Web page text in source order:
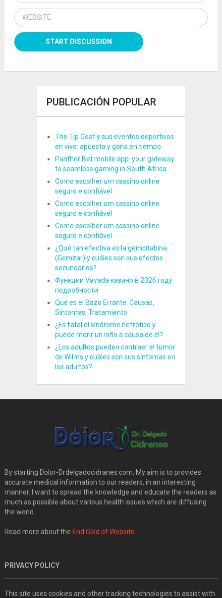
PUBLICACIÓN POPULAR
The Tip Goat y sus eventos deportivos
en vivo: apuesta y gana en tiempo
Panther Bet mobile app: your gateway
to seamless gaming in South Africa
Como escolher um cassino online
seguro e confiável
Como escolher um cassino online
seguro e confiável
Como escolher um cassino online
seguro e confiável
¿Qué tan efectiva es la gemcitabina
(Gemzar) y cuáles son sus efectos
secundarios?
Функции Vavada казино в 2026 году
подробности
Qué es el Bazo Errante: Causas,
Síntomas, Tratamiento
¿Es fatal el síndrome nefrótico y
puede morir un niño a causa de él?
¿Los adultos pueden contraer el tumor
de Wilms y cuáles son sus síntomas en
los adultos?
By starting Dolor-Drdelgadocidranes.com, My aim is to provides
accurate medical information to our readers, in an interesting
manner. I want to spread the knowledge and educate the readers as
much as possible about various health issues which are diffusing
the world.
Read more about the End Gold of Website
PRIVACY POLICY
This site uses cookies and other tracking technologies to assist with